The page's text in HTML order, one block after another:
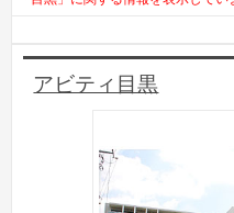
アビティ目黒